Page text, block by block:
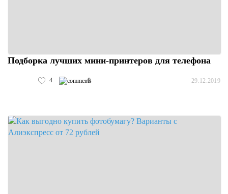
Подборка лучших мини-принтеров для телефона
4 0 29.12.2019